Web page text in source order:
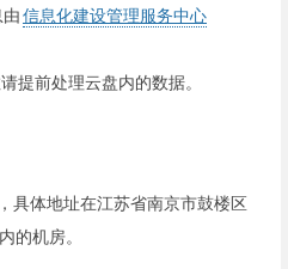
信息化建设管理服务中心
提前处理云盘内的数据。
，具体地址在江苏省南京市鼓楼区
的机房。